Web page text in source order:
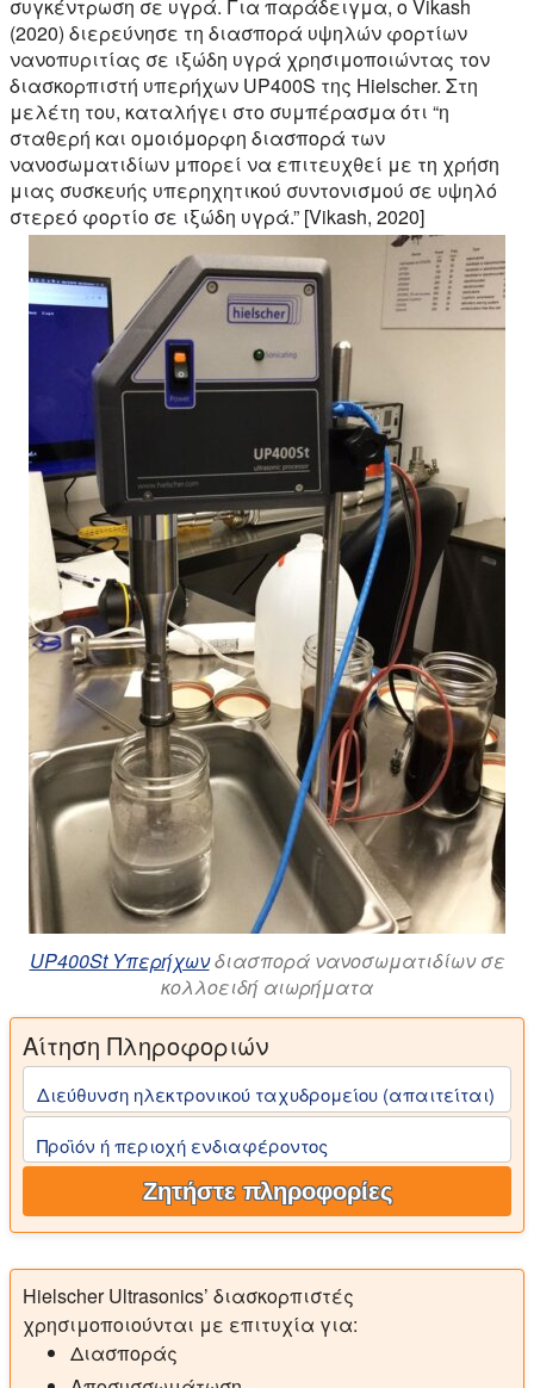
συγκέντρωση σε υγρά. Για παράδειγμα, ο Vikash
(2020) διερεύνησε τη διασπορά υψηλών φορτίων
νανοπυριτίας σε ιξώδη υγρά χρησιμοποιώντας τον
διασκορπιστή υπερήχων UP400S της Hielscher. Στη
μελέτη του, καταλήγει στο συμπέρασμα ότι “η
σταθερή και ομοιόμορφη διασπορά των
νανοσωματιδίων μπορεί να επιτευχθεί με τη χρήση
μιας συσκευής υπερηχητικού συντονισμού σε υψηλό
στερεό φορτίο σε ιξώδη υγρά.” [Vikash, 2020]
UP400St Υπερήχωνδιασπορά νανοσωματιδίων σε
κολλοειδή αιωρήματα
Αίτηση Πληροφοριών
Διεύθυνση ηλεκτρονικού ταχυδρομείου (απαιτείται)
Προϊόν ή περιοχή ενδιαφέροντος
Ζητήστε πληροφορίες
Hielscher Ultrasonics’ διασκορπιστές
χρησιμοποιούνται με επιτυχία για:
Διασποράς